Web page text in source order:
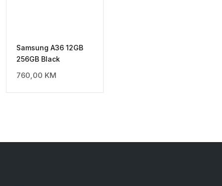
Samsung A36 12GB
256GB Black
760,00 KM